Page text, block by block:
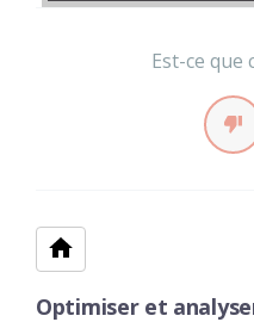
Est-ce que
Optimiser et